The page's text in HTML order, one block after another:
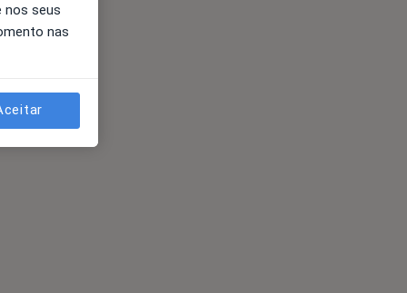
nos seus
nas